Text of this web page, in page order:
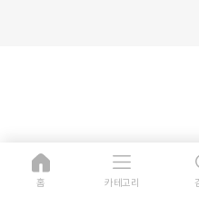
홈 카테고리